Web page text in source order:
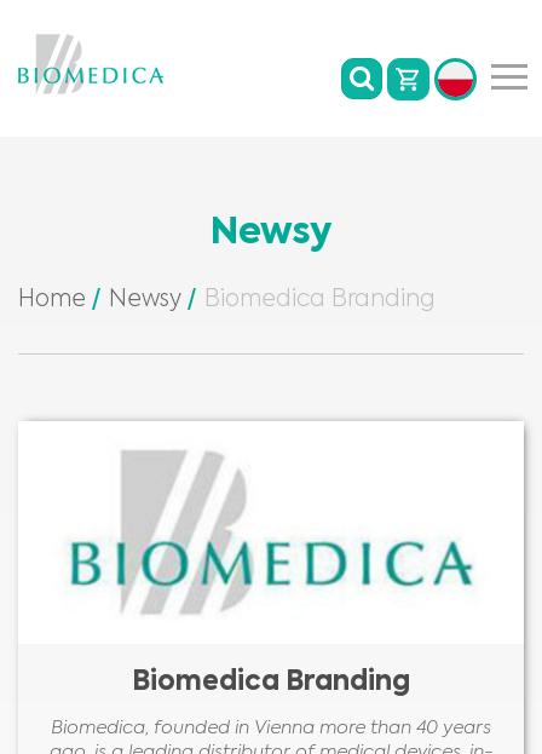
Newsy
Home Newsy Biomedica Branding
Biomedica Branding
Biomedica, founded in Vienna more than 40 years